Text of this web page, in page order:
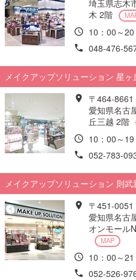
埼玉県志木
木 2階
10：00～
048-476-
メイクアップソリューション 星ヶ
〒464-8661
愛知県名古
丘三越 2階
10：00～
052-783-
メイクアップソリューション 則武
〒451-0051
愛知県名古
オンモール
MAP
10：00～
052-526-